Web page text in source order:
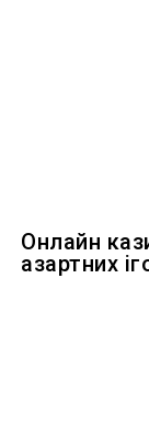
Онлайн
азартних